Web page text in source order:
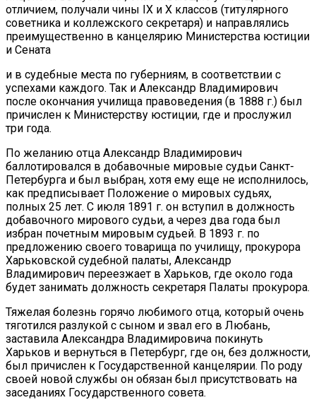
отличием, получали чины IX и X классов (титулярного
советника и коллежского секретаря) и направлялись
преимущественно в канцелярию Министерства юстиции
и Сената
и в судебные места по губерниям, в соответствии с
успехами каждого. Так и Александр Владимирович
после окончания училища правоведения (в 1888 г.) был
причислен к Министерству юстиции, где и прослужил
три года.
По желанию отца Александр Владимирович
баллотировался в добавочные мировые судьи Санкт-
Петербурга и был выбран, хотя ему еще не исполнилось,
как предписывает Положение о мировых судьях,
полных 25 лет. С июля 1891 г. он вступил в должность
добавочного мирового судьи, а через два года был
избран почетным мировым судьей. В 1893 г. по
предложению своего товарища по училищу, прокурора
Харьковской судебной палаты, Александр
Владимирович переезжает в Харьков, где около года
будет занимать должность секретаря Палаты прокурора.
Тяжелая болезнь горячо любимого отца, который очень
тяготился разлукой с сыном и звал его в Любань,
заставила Александра Владимировича покинуть
Харьков и вернуться в Петербург, где он, без должности,
был причислен к Государственной канцелярии. По роду
своей новой службы он обязан был присутствовать на
заседаниях Государственного совета.